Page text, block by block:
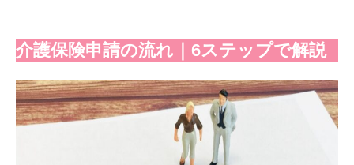
介護保険申請の流れ｜6ステップで解説